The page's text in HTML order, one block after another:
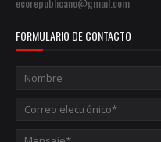
FORMULARIO DE CONTACTO